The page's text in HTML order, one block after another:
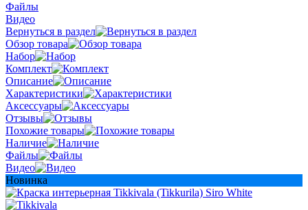
Файлы
Видео
Вернуться в раздел
Обзор товара
Набор
Комплект
Описание
Характеристики
Аксессуары
Отзывы
Похожие товары
Наличие
Файлы
Видео
Новинка